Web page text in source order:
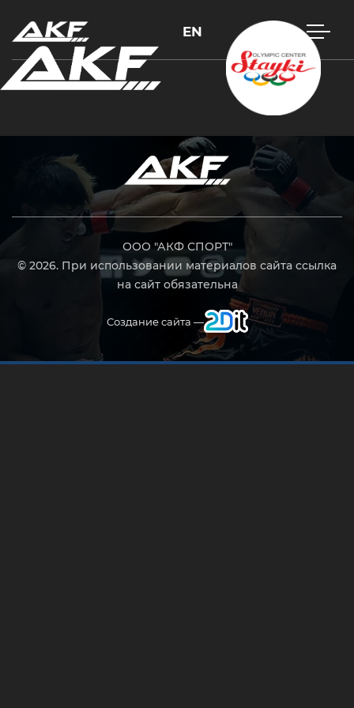
EN
ООО "АКФ СПОРТ"
© 2026. При использовании материалов сайта ссылка
на сайт обязательна
Создание сайта —
Нажмите Enter для поиска или Esc, чтобы закрыть